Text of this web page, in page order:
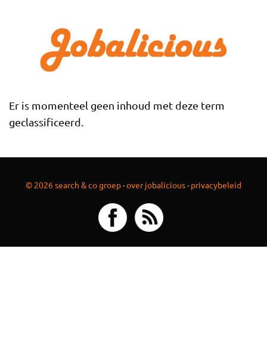
Er is momenteel geen inhoud met deze term
geclassificeerd.
© 2026 search & co groep ·over jobalicious · privacybeleid